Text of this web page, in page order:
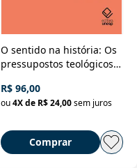
O sentido na história: Os
pressupostos teológicos
R$ 96,00
ou 4X de R$ 24,00 sem juros
Comprar